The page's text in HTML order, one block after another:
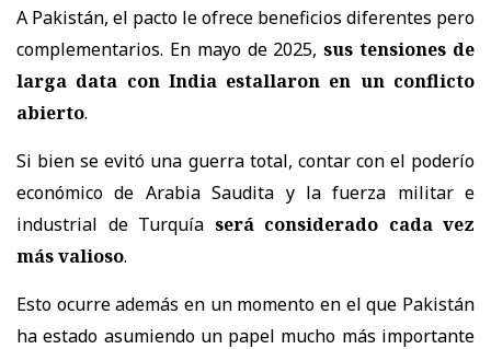
A Pakistán, el pacto le ofrece beneficios diferentes pero
complementarios. En mayo de 2025,sus tensiones de
larga data con India estallaron en un conflicto
abierto.
Si bien se evitó una guerra total, contar con el poderío
económico de Arabia Saudita y la fuerza militar e
industrial de Turquía será considerado cada vez
más valioso.
Esto ocurre además en un momento en el que Pakistán
ha estado asumiendo un papel mucho más importante